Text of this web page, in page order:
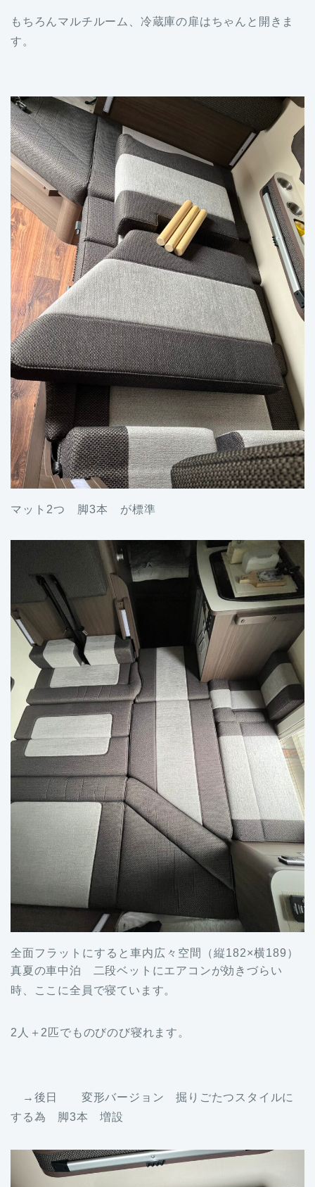
もちろんマルチルーム、冷蔵庫の扉はちゃんと開きま
す。
マット2つ 脚3本 が標準
全面フラットにすると車内広々空間（縦182×横189）
真夏の車中泊 二段ベットにエアコンが効きづらい
時、ここに全員で寝ています。
2人＋2匹でものびのび寝れます。
→後日 変形バージョン 掘りごたつスタイルに
する為 脚3本 増設